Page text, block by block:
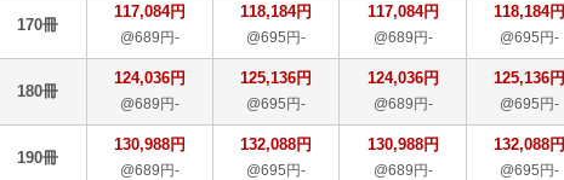
170冊
117,084円
@689円-
118,184円
@695円-
117,084円
@689円-
118,184円
@695円-
180冊
124,036円
@689円-
125,136円
@695円-
124,036円
@689円-
125,136円
@695円-
190冊
130,988円
@689円-
132,088円
@695円-
130,988円
@689円-
132,088円
@695円-